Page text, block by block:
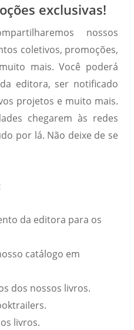
exclusivas!
nossos
coletivos, promoções,
mais. Você poderá
editora, ser notificado
projetos e muito mais.
chegarem às redes
por lá. Não deixe de se
da editora para os
catálogo em
dos nossos livros.
livros.